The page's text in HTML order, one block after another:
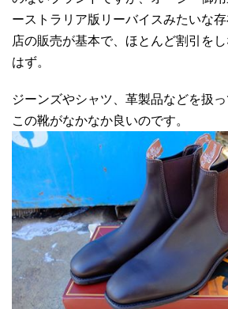
ーストラリア版リーバイスみたいな
店の販売が基本で、ほとんど割引を
はず。
ジーンズやシャツ、革製品などを扱
この靴がなかなか良いのです。